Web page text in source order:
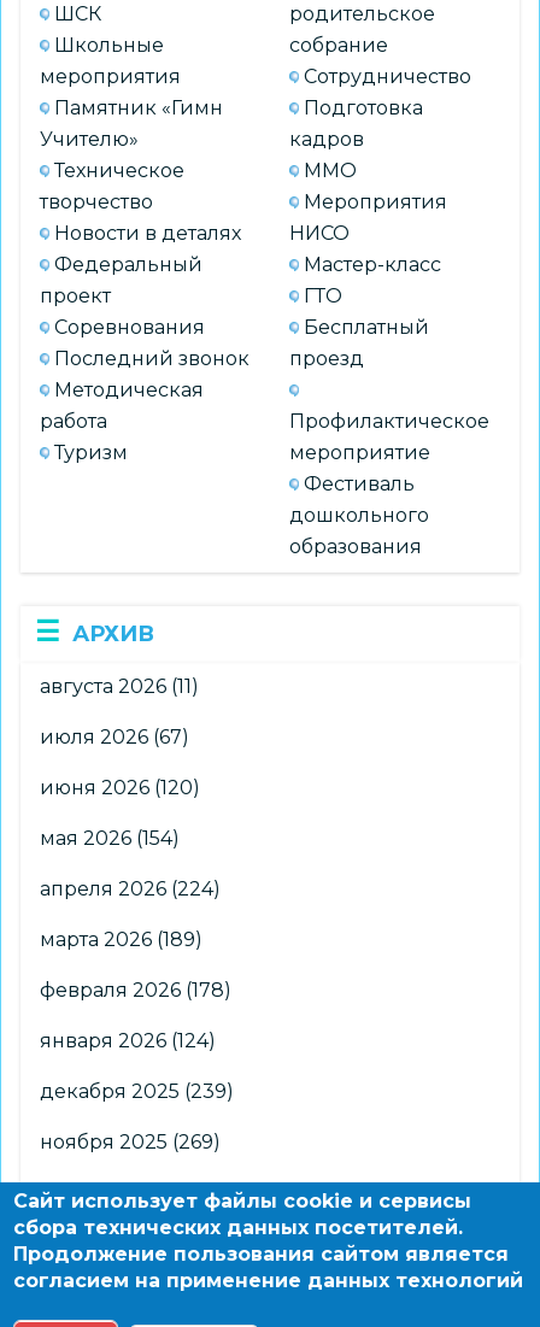
ШСК
Школьные
мероприятия
Памятник «Гимн
Учителю»
Техническое
творчество
Новости в деталях
Федеральный
проект
Соревнования
Последний звонок
Методическая
работа
Туризм
родительское
собрание
Сотрудничество
Подготовка
кадров
ММО
Мероприятия
НИСО
Мастер-класс
ГТО
Бесплатный
проезд
Профилактическое
мероприятие
Фестиваль
дошкольного
образования
АРХИВ
августа 2026 (11)
июля 2026 (67)
июня 2026 (120)
мая 2026 (154)
апреля 2026 (224)
марта 2026 (189)
февраля 2026 (178)
января 2026 (124)
декабря 2025 (239)
ноября 2025 (269)
октября 2025(266)
сентября 2025 (176)
августа 2025 (2)
Сайт использует файлы cookie и сервисы
сбора технических данных посетителей.
Продолжение пользования сайтом является
согласием на применение данных технологий